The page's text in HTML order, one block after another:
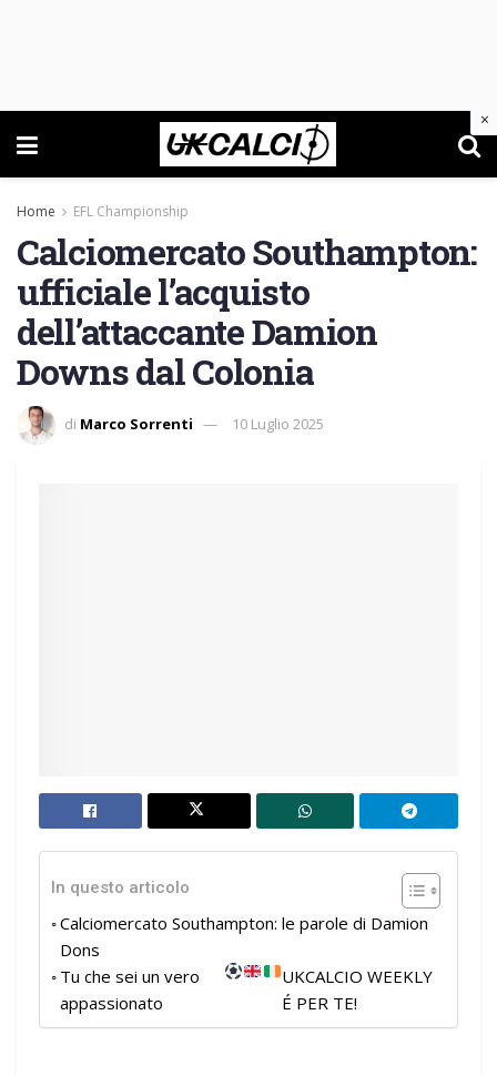
Home EFL Championship
Calciomercato Southampton:
ufficiale l’acquisto
dell’attaccante Damion
Downs dal Colonia
di Marco Sorrenti 10 Luglio 2025
In questo articolo
Calciomercato Southampton: le parole di Damion
Dons
Tu che sei un vero
appassionato
UKCALCIO WEEKLY
É PER TE!
×